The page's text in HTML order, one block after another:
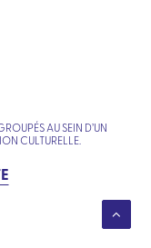
AU SEIN D’UN
CULTURELLE.